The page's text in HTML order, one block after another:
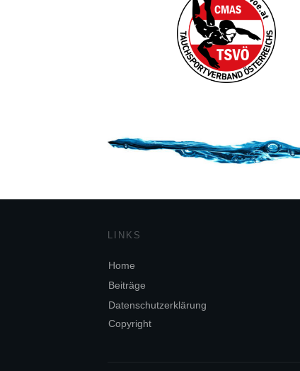
LINKS
Home
Beiträge
Datenschutzerklärung
Copyright